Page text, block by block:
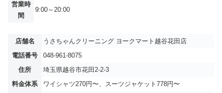
営業時
間
9:00～20:00
店舗名
うさちゃんクリーニング ヨークマート越谷花田店
電話番号
048-961-8075
住所
埼玉県越谷市花田2-2-3
料金体系
ワイシャツ270円〜、スーツジャケット778円〜